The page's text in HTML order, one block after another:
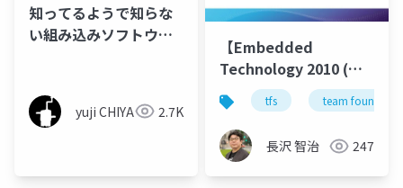
知ってるようで知らな
い組み込みソフトウェ
yuji CHIYA 2.7K
【Embedded
Technology 2010 (
#ET2010 )】 マイクロ
ソフトブース| 開発チー
ムをシンプルにコラボ
レーションする Team
Foundation Server
tfs team
長沢 智治 247